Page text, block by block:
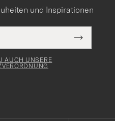
und Inspirationen
Submit
Newsletter
AUCH UNSERE